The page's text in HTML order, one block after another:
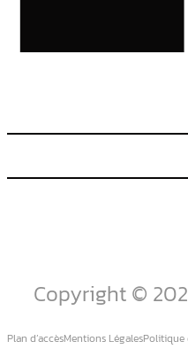
Copyright ©
Plan d’accèsMentions LégalesPolitique